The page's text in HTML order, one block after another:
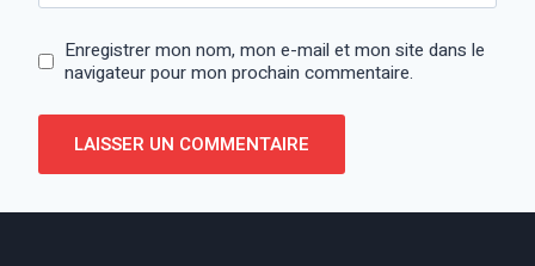
Enregistrer mon nom, mon e-mail et mon site dans le
navigateur pour mon prochain commentaire.
Alternative: